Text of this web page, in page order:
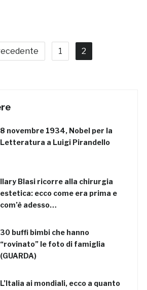
1 2
8 novembre 1934, Nobel per la
Letteratura a Luigi Pirandello
Ilary Blasi ricorre alla chirurgia
estetica: ecco come era prima e
com’è adesso…
30 buffi bimbi che hanno
“rovinato” le foto di famiglia
(GUARDA)
L’Italia ai mondiali, ecco a quanto